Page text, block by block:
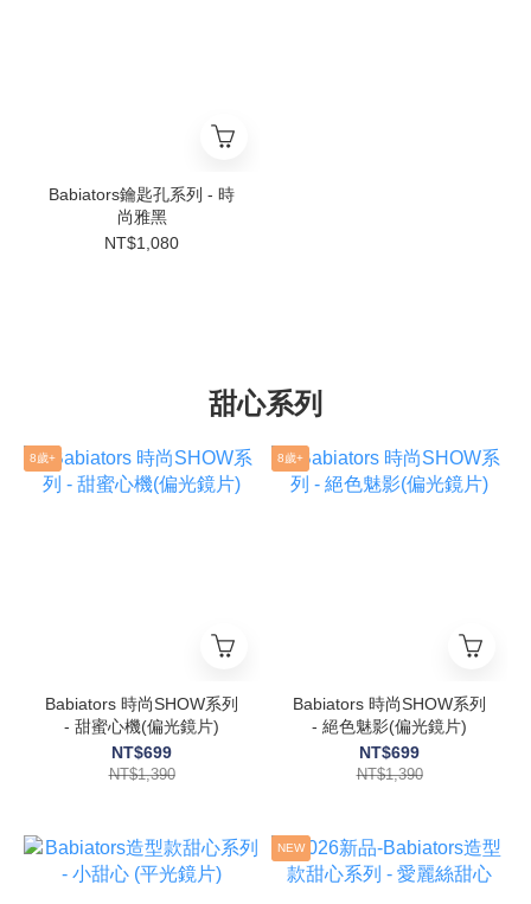
Babiators鑰匙孔系列 - 時
尚雅黑
NT$1,080
甜心系列
8歲+
Babiators 時尚SHOW系列
- 甜蜜心機(偏光鏡片)
NT$699
NT$1,390
8歲+
Babiators 時尚SHOW系列
- 絕色魅影(偏光鏡片)
NT$699
NT$1,390
NEW